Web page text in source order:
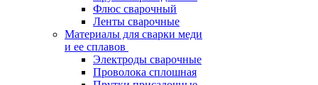
Флюс сварочный
Ленты сварочные
Материалы для сварки меди
и ее сплавов
Электроды сварочные
Проволока сплошная